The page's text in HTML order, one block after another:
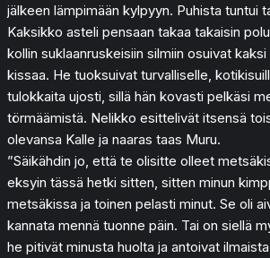
jälkeen lämpimään kylpyyn. Puhista tuntui
Kaksikko asteli pensaan takaa takaisin
kollin suklaanruskeisiin silmiin osuivat
kissaa. He tuoksuivat turvalliselle,
tulokkaita ujosti, sillä hän kovasti pelkäsi
törmäämistä. Nelikko esittelivät itsensä
olevansa Kalle ja naaras taas Muru.
”Säikähdin jo, että te olisitte olleet
eksyin tässä hetki sitten, sitten minun
metsäkissa ja toinen pelasti minut. Se oli
kannata mennä tuonne päin. Tai on siellä
he pitivät minusta huolta ja antoivat